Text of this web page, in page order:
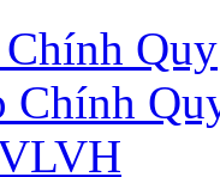
Quy
Chính